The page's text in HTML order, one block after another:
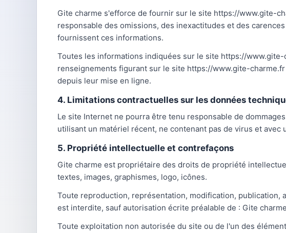
Gite charme s'efforce de fournir sur le site https://www.gite-
responsable des omissions, des inexactitudes et des
fournissent ces informations.
Toutes les informations indiquées sur le site https://
renseignements figurant sur le site https://www.gite-
depuis leur mise en ligne.
4. Limitations contractuelles sur les données
Le site Internet ne pourra être tenu responsable de
utilisant un matériel récent, ne contenant pas de virus et
5. Propriété intellectuelle et contrefaçons
Gite charme est propriétaire des droits de propriété
textes, images, graphismes, logo, icônes.
Toute reproduction, représentation, modification,
est interdite, sauf autorisation écrite préalable de : Gite
Toute exploitation non autorisée du site ou de l'un des